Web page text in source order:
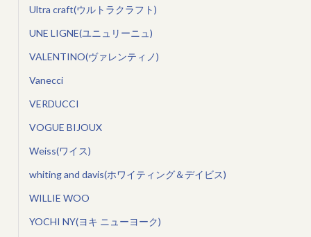
Ultra craft(ウルトラクラフト)
UNE LIGNE(ユニュリーニュ)
VALENTINO(ヴァレンティノ)
Vanecci
VERDUCCI
VOGUE BIJOUX
Weiss(ワイス)
whiting and davis(ホワイティング＆デイビス)
WILLIE WOO
YOCHI NY(ヨキ ニューヨーク)